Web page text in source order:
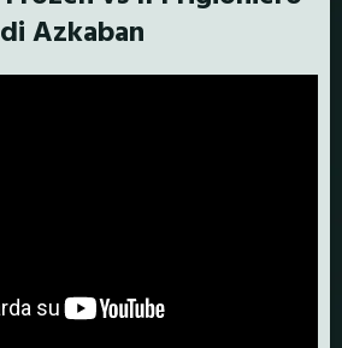
di Azkaban